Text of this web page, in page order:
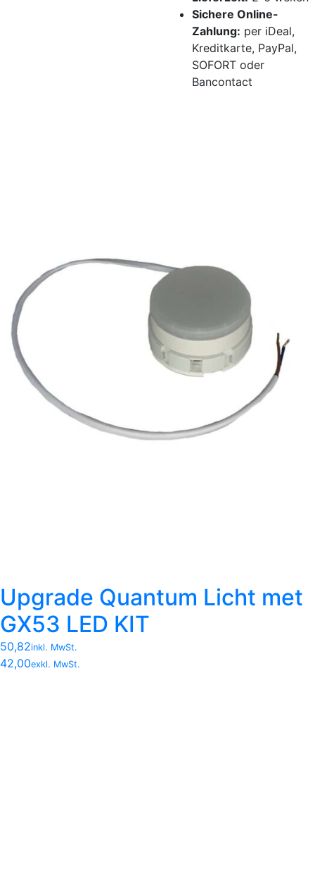
Sichere Online-
Zahlung: per iDeal,
Kreditkarte, PayPal,
SOFORT oder
Bancontact
Upgrade Quantum Licht met
GX53 LED KIT
50,82inkl. MwSt.
42,00exkl. MwSt.